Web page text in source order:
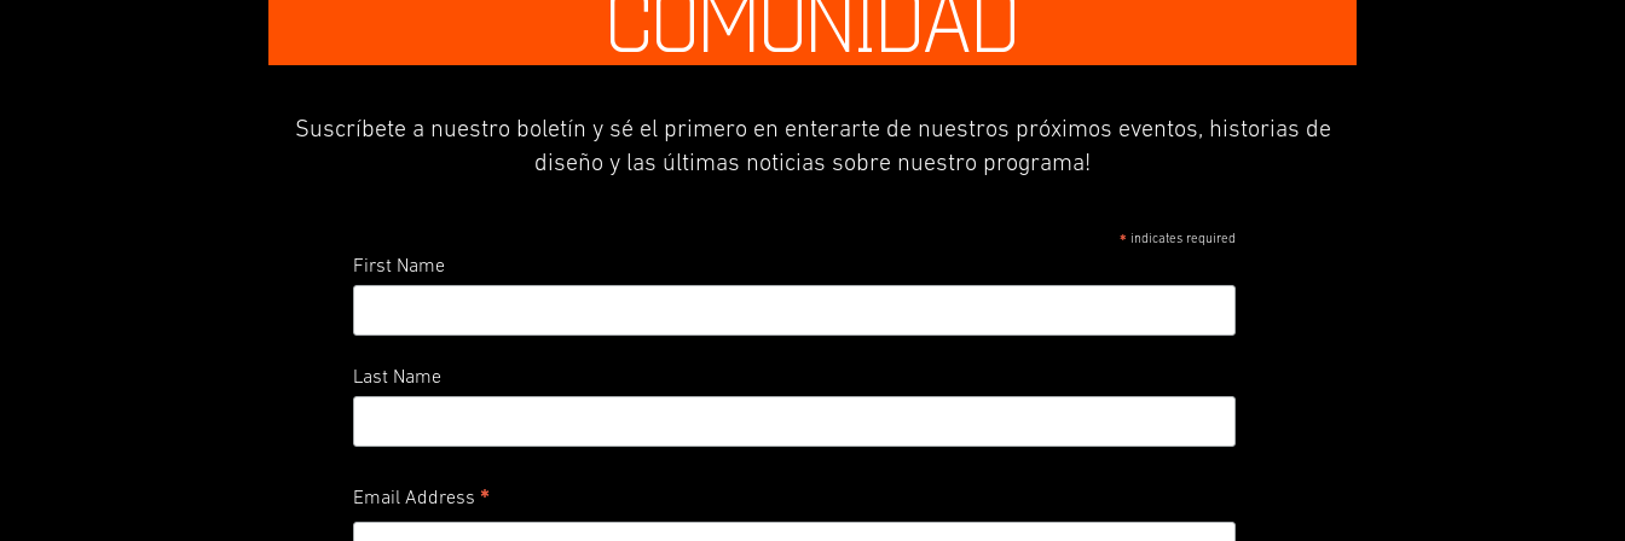
Suscríbete a nuestro boletín y sé el primero en enterarte de nuestros próximos eventos, historias de
diseño y las últimas noticias sobre nuestro programa!
* indicates required
First Name
Last Name
Email Address *